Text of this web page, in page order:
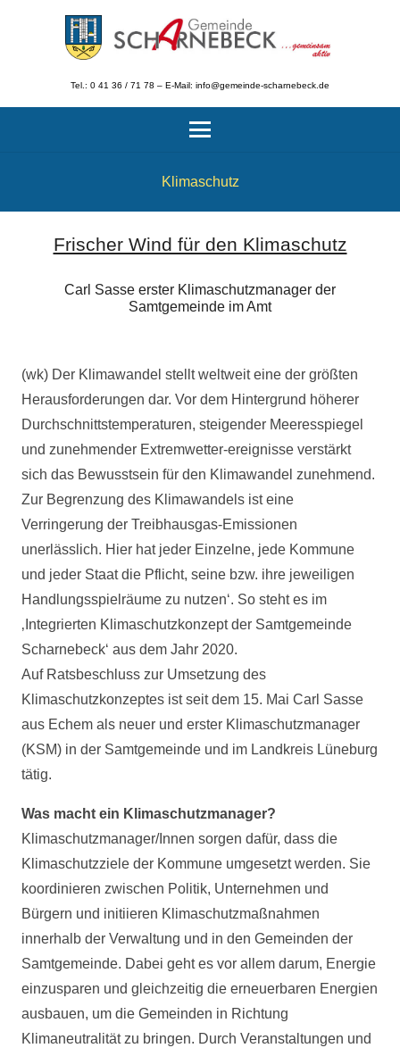
Tel.: 0 41 36 / 71 78 – E-Mail: info@gemeinde-scharnebeck.de
Klimaschutz
Frischer Wind für den Klimaschutz
Carl Sasse erster Klimaschutzmanager der
Samtgemeinde im Amt
(wk) Der Klimawandel stellt weltweit eine der größten
Herausforderungen dar. Vor dem Hintergrund höherer
Durchschnittstemperaturen, steigender Meeresspiegel
und zunehmender Extremwetter-ereignisse verstärkt
sich das Bewusstsein für den Klimawandel zunehmend.
Zur Begrenzung des Klimawandels ist eine
Verringerung der Treibhausgas-Emissionen
unerlässlich. Hier hat jeder Einzelne, jede Kommune
und jeder Staat die Pflicht, seine bzw. ihre jeweiligen
Handlungsspielräume zu nutzen‘. So steht es im
‚Integrierten Klimaschutzkonzept der Samtgemeinde
Scharnebeck‘ aus dem Jahr 2020.
Auf Ratsbeschluss zur Umsetzung des
Klimaschutzkonzeptes ist seit dem 15. Mai Carl Sasse
aus Echem als neuer und erster Klimaschutzmanager
(KSM) in der Samtgemeinde und im Landkreis Lüneburg
tätig.
Was macht ein Klimaschutzmanager?
Klimaschutzmanager/Innen sorgen dafür, dass die
Klimaschutzziele der Kommune umgesetzt werden. Sie
koordinieren zwischen Politik, Unternehmen und
Bürgern und initiieren Klimaschutzmaßnahmen
innerhalb der Verwaltung und in den Gemeinden der
Samtgemeinde. Dabei geht es vor allem darum, Energie
einzusparen und gleichzeitig die erneuerbaren Energien
ausbauen, um die Gemeinden in Richtung
Klimaneutralität zu bringen. Durch Veranstaltungen und